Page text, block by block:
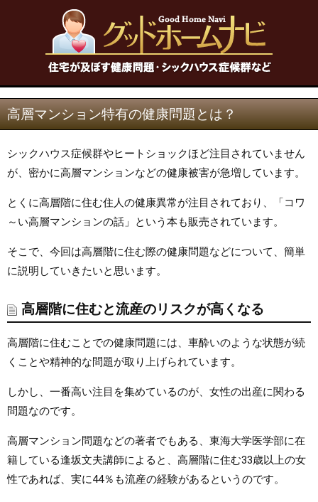
高層マンション特有の健康問題とは？
シックハウス症候群やヒートショックほど注目されていません
が、密かに高層マンションなどの健康被害が急増しています。
とくに高層階に住む住人の健康異常が注目されており、「コワ
～い高層マンションの話」という本も販売されています。
そこで、今回は高層階に住む際の健康問題などについて、簡単
に説明していきたいと思います。
高層階に住むと流産のリスクが高くなる
高層階に住むことでの健康問題には、車酔いのような状態が続
くことや精神的な問題が取り上げられています。
しかし、一番高い注目を集めているのが、女性の出産に関わる
問題なのです。
高層マンション問題などの著者でもある、東海大学医学部に在
籍している逢坂文夫講師によると、高層階に住む33歳以上の女
性であれば、実に44％も流産の経験があるというのです。